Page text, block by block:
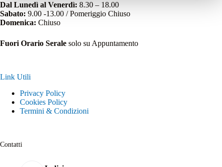
Dal Lunedì al Venerdì: 8.30 – 18.00
Sabato: 9.00 -13.00 / Pomeriggio Chiuso
Domenica: Chiuso
Fuori Orario Serale solo su Appuntamento
Link Utili
Privacy Policy
Cookies Policy
Termini & Condizioni
Contatti